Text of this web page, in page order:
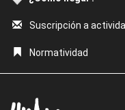
Suscripción a
Normatividad